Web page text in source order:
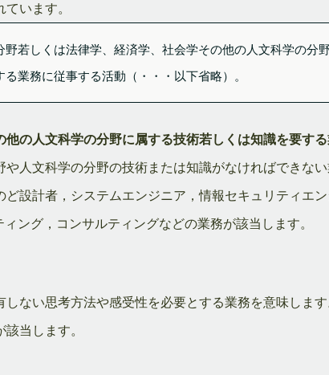
います。
若しくは法律学、経済学、社会学その他の人文科学の分
業務に従事する活動（・・・以下省略）。
の人文科学の分野に属する技術若しくは知識を要す
人文科学の分野の技術または知識がなければできな
設計者，システムエンジニア，情報セキュリティエ
ング，コンサルティングなどの業務が該当します。
ない思考方法や感受性を必要とする業務を意味しま
当します。